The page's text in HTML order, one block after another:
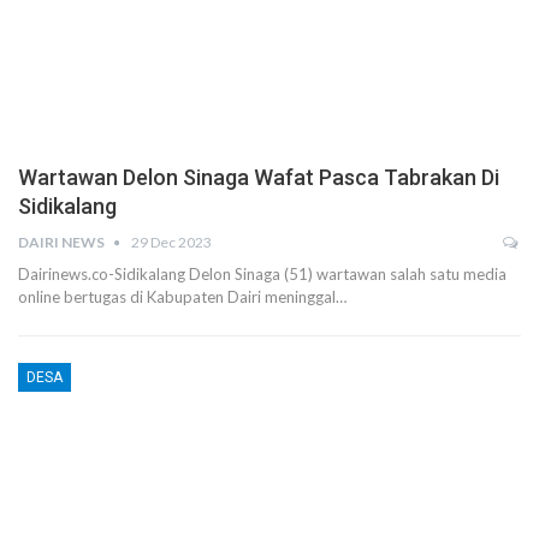
Wartawan Delon Sinaga Wafat Pasca Tabrakan Di
Sidikalang
DAIRI NEWS 29 Dec 2023
Dairinews.co-Sidikalang Delon Sinaga (51) wartawan salah satu media
online bertugas di Kabupaten Dairi meninggal…
DESA